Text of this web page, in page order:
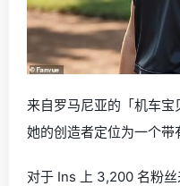
来自罗马尼亚的「机车
她的创造者定位为一个带
对于 Ins 上 3,200 名粉